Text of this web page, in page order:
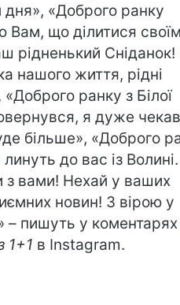
дня», «Доброго ранку
Вам, що ділитися
рідненький Сніданок!
нашого життя, рідні
ранку з Білої
я дуже
більше», «Доброго
до вас із Волині.
з вами! Нехай у ваших
новин! З вірою у
пишуть у
1+1 в Instagram.